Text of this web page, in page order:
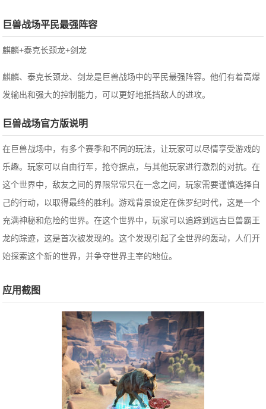
巨兽战场平民最强阵容
麒麟+泰克长颈龙+剑龙
麒麟、泰克长颈龙、剑龙是巨兽战场中的平民最强阵容。他们有着高爆
发输出和强大的控制能力，可以更好地抵挡敌人的进攻。
巨兽战场官方版说明
在巨兽战场中，有多个赛季和不同的玩法，让玩家可以尽情享受游戏的
乐趣。玩家可以自由行军，抢夺据点，与其他玩家进行激烈的对抗。在
这个世界中，敌友之间的界限常常只在一念之间，玩家需要谨慎选择自
己的行动，以取得最终的胜利。游戏背景设定在侏罗纪时代，这是一个
充满神秘和危险的世界。在这个世界中，玩家可以追踪到远古巨兽霸王
龙的踪迹，这是首次被发现的。这个发现引起了全世界的轰动，人们开
始探索这个新的世界，并争夺世界主宰的地位。
应用截图